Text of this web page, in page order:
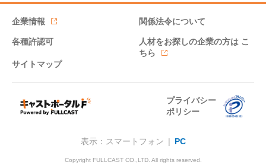
企業情報 関係法令について
各種許認可 人材をお探しの企業の方は こ
ちら
サイトマップ
プライバシー
ポリシー
表示：スマートフォン | PC
Copyright FULLCAST CO.,LTD. All rights reserved.